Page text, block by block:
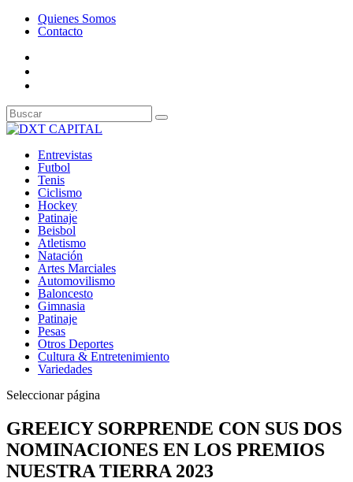
Quienes Somos
Contacto
Entrevistas
Futbol
Tenis
Ciclismo
Hockey
Patinaje
Beisbol
Atletismo
Natación
Artes Marciales
Automovilismo
Baloncesto
Gimnasia
Patinaje
Pesas
Otros Deportes
Cultura & Entretenimiento
Variedades
Seleccionar página
GREEICY SORPRENDE CON SUS DOS
NOMINACIONES EN LOS PREMIOS
NUESTRA TIERRA 2023